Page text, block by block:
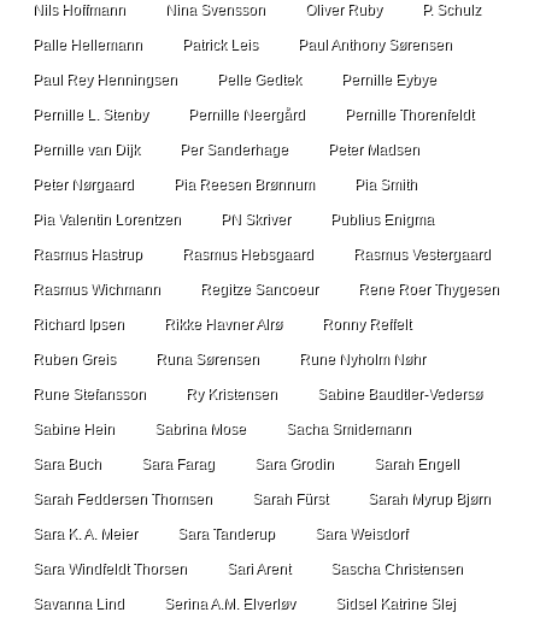
Nils Hoffmann Nina Svensson Oliver Ruby P. Schulz
Palle Hellemann Patrick Leis Paul Anthony Sørensen
Paul Rey Henningsen Pelle Gedtek Pernille Eybye
Pernille L. Stenby Pernille Neergård Pernille Thorenfeldt
Pernille van Dijk Per Sanderhage Peter Madsen
Peter Nørgaard Pia Reesen Brønnum Pia Smith
Pia Valentin Lorentzen PN Skriver Publius Enigma
Rasmus Hastrup Rasmus Hebsgaard Rasmus Vestergaard
Rasmus Wichmann Regitze Sancoeur Rene Roer Thygesen
Richard Ipsen Rikke Havner Alrø Ronny Reffelt
Ruben Greis Runa Sørensen Rune Nyholm Nøhr
Rune Stefansson Ry Kristensen Sabine Baudtler-Vedersø
Sabine Hein Sabrina Mose Sacha Smidemann
Sara Buch Sara Farag Sara Grodin Sarah Engell
Sarah Feddersen Thomsen Sarah Fürst Sarah Myrup Bjørn
Sara K. A. Meier Sara Tanderup Sara Weisdorf
Sara Windfeldt Thorsen Sari Arent Sascha Christensen
Savanna Lind Serina A.M. Elverløv Sidsel Katrine Slej